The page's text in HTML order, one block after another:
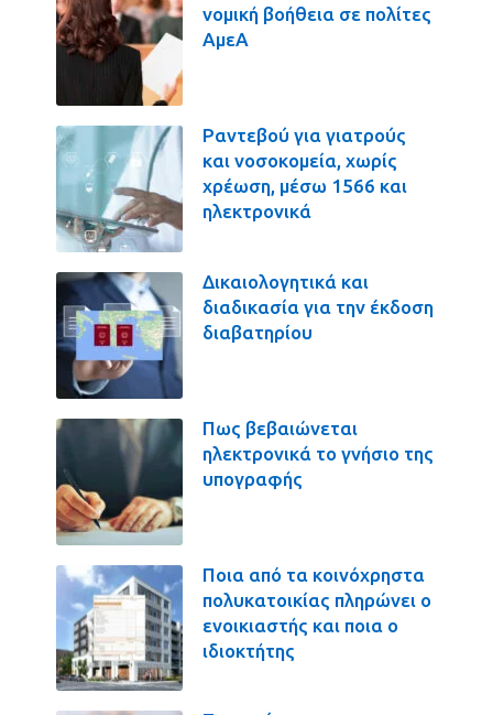
νομική βοήθεια σε πολίτες
ΑμεΑ
Ραντεβού για γιατρούς
και νοσοκομεία, χωρίς
χρέωση, μέσω 1566 και
ηλεκτρονικά
Δικαιολογητικά και
διαδικασία για την έκδοση
διαβατηρίου
Πως βεβαιώνεται
ηλεκτρονικά το γνήσιο της
υπογραφής
Ποια από τα κοινόχρηστα
πολυκατοικίας πληρώνει ο
ενοικιαστής και ποια ο
ιδιοκτήτης